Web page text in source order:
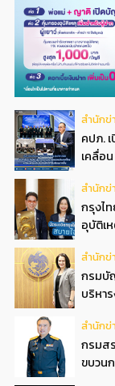
สํานักข่
คปภ.
เคลื่อ
สํานักข่
กรุงไ
อุบัติเ
สํานักข่
กรมบั
บริหา
สํานักข่
กรมส
ขบวน